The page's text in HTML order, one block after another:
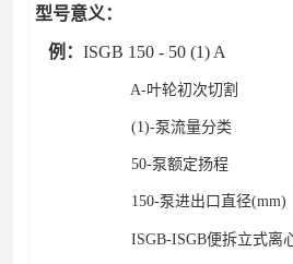
型号意义：
例： ISGB 150 - 50 (1) A
A-叶轮初次切割
(1)-泵流量分类
50-泵额定扬程
150-泵进出口直径(mm)
ISGB-ISGB便拆立式离心